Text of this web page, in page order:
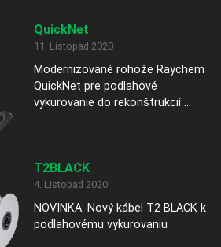
QuickNet
11. Listopad 2020
Modernizované rohože Raychem
QuickNet pre podlahové
vykurovanie do rekonštrukcií ...
T2BLACK
4. Listopad 2020
NOVINKA: Nový kábel T2 BLACK k
podlahovému vykurovaniu